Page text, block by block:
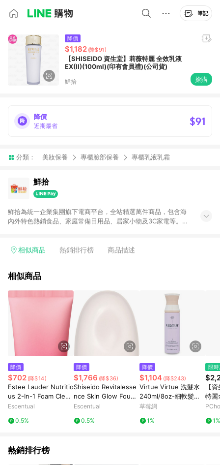
筆記
降價
$1,182 (降$91)
【SHISEIDO 資生堂】莉薇特麗 全效乳液
EX(II)(100ml)(印有會員禮)(公司貨)
鮮拾 搶購
降價
近期最省 $91
分類： 美妝保養 專櫃臉部保養 專櫃乳液乳霜
鮮拾
鮮拾為統一企業集團旗下電商平台，全站精選萬件商品，包含海
內外特色熱銷食品、家庭常備日用品、居家小物及3C家電等。全
有好康。LINE好友招募中搜尋@10mart。 ＊特定 iPhone17 將不
相似商品 熱銷排行榜 商品描述
相似商品
降價
$702 (降$14)
Estee Lauder Nutritio
us 2-In-1 Foam Clean
ser 125ml
Escentual
0.5%
降價
$1,766 (降$36)
Shiseido Revitalesse
nce Skin Glow Found
ation 30ml Shell 160
Escentual
0.5%
降價
$1,104 (降$243)
Virtue Virtue 洗髮水
240ml/8oz-細軟髮質
洗髮精
草莓網
1%
限
【
特麗
ml
1%
熱銷排行榜